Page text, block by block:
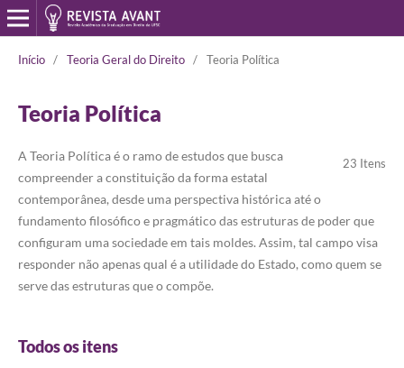
Início / Teoria Geral do Direito / Teoria Política
Teoria Política
23 Itens
A Teoria Política é o ramo de estudos que busca
compreender a constituição da forma estatal
contemporânea, desde uma perspectiva histórica até o
fundamento filosófico e pragmático das estruturas de poder que
configuram uma sociedade em tais moldes. Assim, tal campo visa
responder não apenas qual é a utilidade do Estado, como quem se
serve das estruturas que o compõe.
Todos os itens